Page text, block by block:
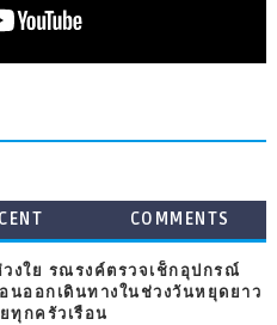
COMMENTS
วงใย รณรงค์ตรวจเช็กอุปกรณ์
นออกเดินทางในช่วงวันหยุดยาว
ทุกครัวเรือน